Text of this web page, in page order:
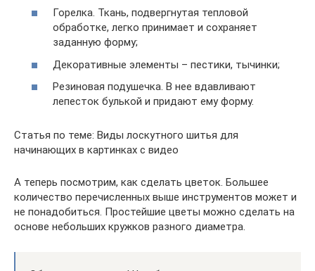
Горелка. Ткань, подвергнутая тепловой
обработке, легко принимает и сохраняет
заданную форму;
Декоративные элементы – пестики, тычинки;
Резиновая подушечка. В нее вдавливают
лепесток булькой и придают ему форму.
Статья по теме: Виды лоскутного шитья для
начинающих в картинках с видео
А теперь посмотрим, как сделать цветок. Большее
количество перечисленных выше инструментов может и
не понадобиться. Простейшие цветы можно сделать на
основе небольших кружков разного диаметра.